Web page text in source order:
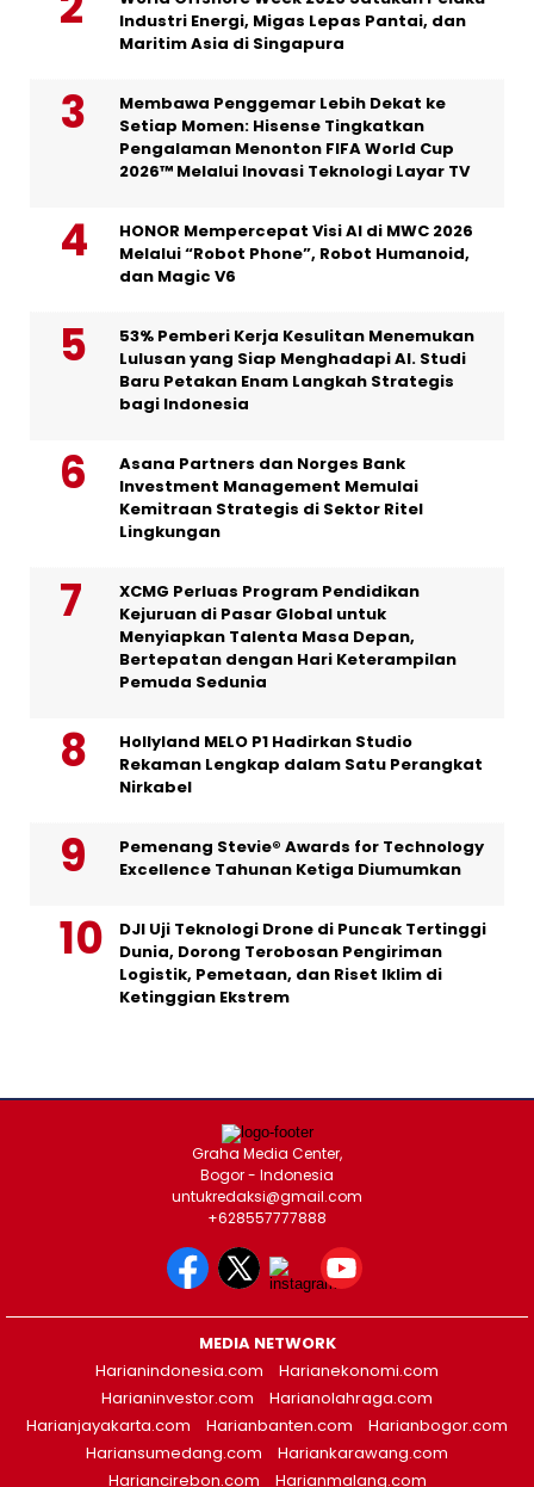
Industri Energi, Migas Lepas Pantai, dan
Maritim Asia di Singapura
Membawa Penggemar Lebih Dekat ke
Setiap Momen: Hisense Tingkatkan
Pengalaman Menonton FIFA World Cup
2026™ Melalui Inovasi Teknologi Layar TV
HONOR Mempercepat Visi AI di MWC 2026
Melalui “Robot Phone”, Robot Humanoid,
dan Magic V6
53% Pemberi Kerja Kesulitan Menemukan
Lulusan yang Siap Menghadapi AI. Studi
Baru Petakan Enam Langkah Strategis
bagi Indonesia
Asana Partners dan Norges Bank
Investment Management Memulai
Kemitraan Strategis di Sektor Ritel
Lingkungan
XCMG Perluas Program Pendidikan
Kejuruan di Pasar Global untuk
Menyiapkan Talenta Masa Depan,
Bertepatan dengan Hari Keterampilan
Pemuda Sedunia
Hollyland MELO P1 Hadirkan Studio
Rekaman Lengkap dalam Satu Perangkat
Nirkabel
Pemenang Stevie® Awards for Technology
Excellence Tahunan Ketiga Diumumkan
DJI Uji Teknologi Drone di Puncak Tertinggi
Dunia, Dorong Terobosan Pengiriman
Logistik, Pemetaan, dan Riset Iklim di
Ketinggian Ekstrem
Graha Media Center,
Bogor - Indonesia
untukredaksi@gmail.com
+628557777888
MEDIA NETWORK
Harianindonesia.com
Harianekonomi.com
Harianinvestor.com
Harianolahraga.com
Harianjayakarta.com
Harianbanten.com
Harianbogor.com
Hariansumedang.com
Hariankarawang.com
Hariancirebon.com
Harianmalang.com